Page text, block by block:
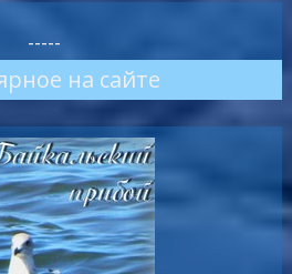
-----
на сайте